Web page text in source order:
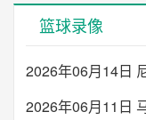
篮球录像